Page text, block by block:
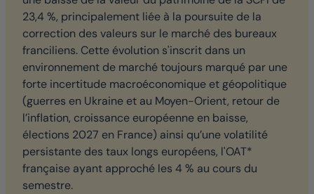
23,4 %, principalement liée à la poursuite de la
correction des valeurs sur le marché des bureaux
franciliens. Cette évolution s'inscrit dans un
environnement de marché toujours marqué par une
forte incertitude macroéconomique et géopolitique
(guerres en Ukraine et au Moyen-Orient, retour de
l’inflation, croissance européenne en baisse,
élections 2027 en France) ainsi qu’une volatilité
persistante des taux longs européens, l'OAT*
française ayant approché les 4 % au cours du
semestre.